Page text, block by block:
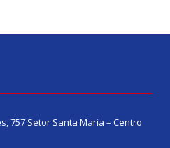
757 Setor Santa Maria – Centro